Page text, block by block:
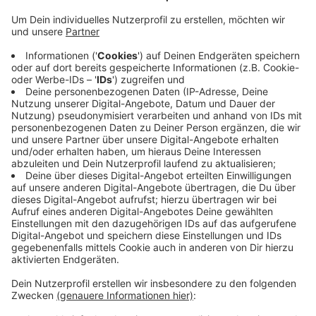
Anzeige
Grund dafür ist die Corona-Pandemie. Die
Durchführung mit einem Corona-konformen
Hygienekonzept hätte die Organisatoren nach eigener
Aussage vor zu große logistische und infrastrukturelle
Herausforderungen sowie finanzielle Risiken gestellt.
Die habe man nicht tragen können.
Der Leverkusen Cup hätte in diesem Jahr zum 44. Mal
in Leverkusen stattgefunden.
Anzeige